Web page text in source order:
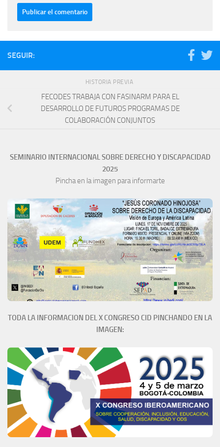
SEGUIR:
HISTORIA PREVIA
FECODES TRABAJA CON FASINARM PARA EL
DESARROLLO DE FUTUROS PROGRAMAS DE
COLABORACIÓN CONJUNTOS
SEMINARIO INTERNACIONAL SOBRE DERECHO Y DISCAPACIDAD
2025
Pincha en la imagen para informarte
TODA LA INFORMACION DEL X CONGRESO CID PINCHANDO EN LA
IMAGEN: